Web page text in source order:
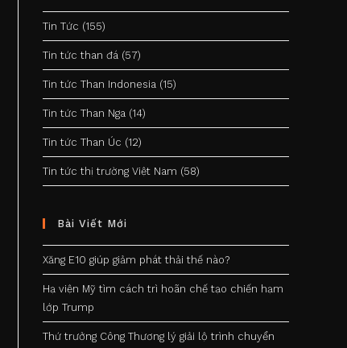
Tin Tức (155)
Tin tức than đá (57)
Tin tức Than Indonesia (15)
Tin tức Than Nga (14)
Tin tức Than Úc (12)
Tin tức thị trường Việt Nam (58)
Bài Viết Mới
Xăng E10 giúp giảm phát thải thế nào?
Hạ viện Mỹ tìm cách trì hoãn chế tạo chiến hạm
lớp Trump
Thứ trưởng Công Thương lý giải lộ trình chuyển